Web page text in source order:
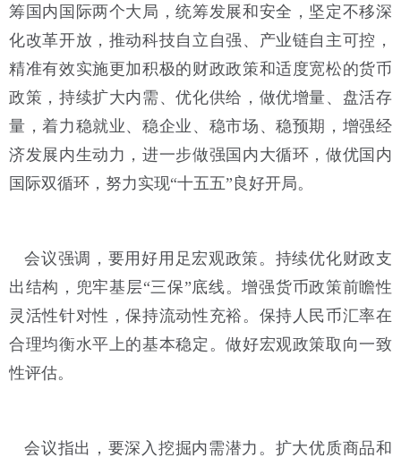
筹国内国际两个大局，统筹发展和安全，坚定不移深
化改革开放，推动科技自立自强、产业链自主可控，
精准有效实施更加积极的财政政策和适度宽松的货币
政策，持续扩大内需、优化供给，做优增量、盘活存
量，着力稳就业、稳企业、稳市场、稳预期，增强经
济发展内生动力，进一步做强国内大循环，做优国内
国际双循环，努力实现“十五五”良好开局。
会议强调，要用好用足宏观政策。持续优化财政支
出结构，兜牢基层“三保”底线。增强货币政策前瞻性
灵活性针对性，保持流动性充裕。保持人民币汇率在
合理均衡水平上的基本稳定。做好宏观政策取向一致
性评估。
会议指出，要深入挖掘内需潜力。扩大优质商品和